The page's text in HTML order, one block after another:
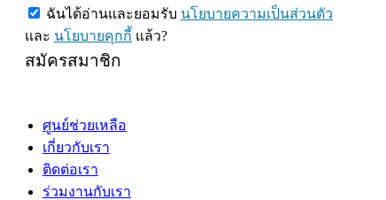
ฉันได้อ่านและยอมรับ นโยบายความเป็นส่วนตัว
และ นโยบายคุกกี้ แล้ว?
สมัครสมาชิก
ศูนย์ช่วยเหลือ
เกี่ยวกับเรา
ติดต่อเรา
ร่วมงานกับเรา